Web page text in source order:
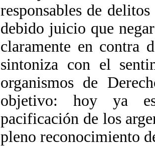
responsables de
debido juicio que
claramente en contra
sintoniza con el
organismos de
objetivo: hoy ya
pacificación de los
pleno reconocimiento